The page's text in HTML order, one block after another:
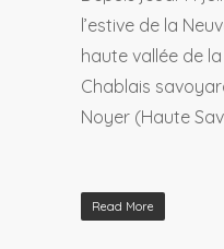
l’estive de la
haute vallée de
Chablais
Noyer (Haute
Read More